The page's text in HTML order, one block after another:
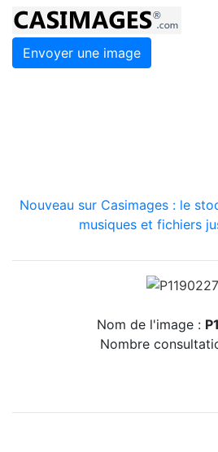
Envoyer une image
Nouveau sur Casimages : le
musiques et fichiers
Nom de l'image :
Nombre